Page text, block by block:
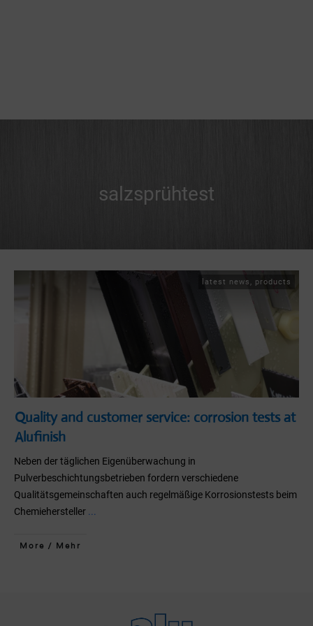
salzsprühtest
latest news , products
Quality and customer service: corrosion tests at
Alufinish
Neben der täglichen Eigenüberwachung in
Pulverbeschichtungsbetrieben fordern verschiedene
Qualitätsgemeinschaften auch regelmäßige Korrosionstests beim
Chemiehersteller ...
More / Mehr